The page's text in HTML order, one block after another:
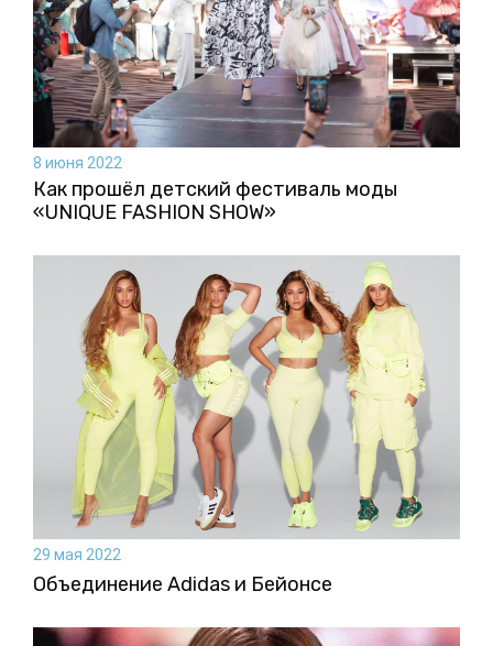
8 июня 2022
Как прошёл детский фестиваль моды
«UNIQUE FASHION SHOW»
29 мая 2022
Объединение Adidas и Бейонсе